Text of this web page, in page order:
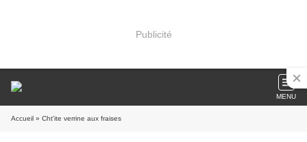
Publicité
MENU
Accueil » Cht'ite verrine aux fraises